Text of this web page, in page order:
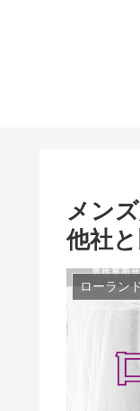
メン
他社
ローラン